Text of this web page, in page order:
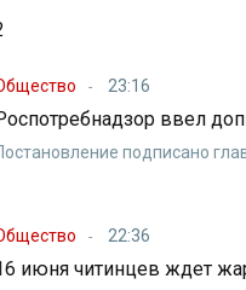
23:16
ввел
подписано
22:36
июня читинцев ждет